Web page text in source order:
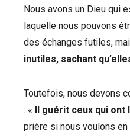
Nous avons un Dieu qui
laquelle nous pouvons
des échanges futiles,
inutiles, sachant
Toutefois, nous devons
: « Il guérit ceux qui
prière si nous voulons en